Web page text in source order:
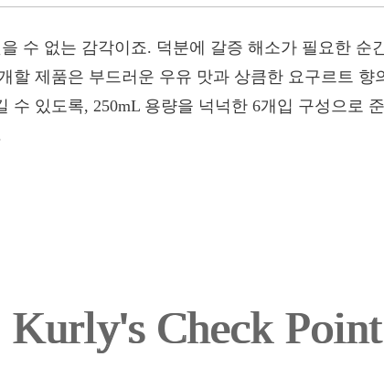
수 없는 감각이죠. 덕분에 갈증 해소가 필요한 순
할 제품은 부드러운 우유 맛과 상큼한 요구르트
수 있도록, 250mL 용량을 넉넉한 6개입 구성으로
Kurly's Check Point